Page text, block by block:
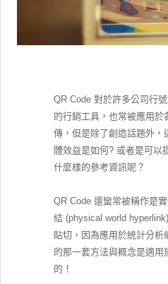
QR Code 對於許多公司行
的行銷工具，也常被應用於
傳，但是除了創造話題外，
體效益是如何? 或者是可以
什麼樣的參考資訊呢？
QR Code 還蠻常被稱作是
結 (physical world
貼切，因為應用於統計分析
的那一套方法與概念是適用
的！